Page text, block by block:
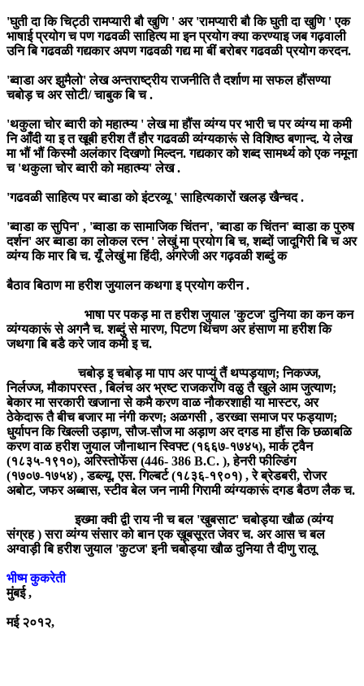
'घुती दा कि चिट्ठी रामप्यारी बौ खुणि ' अर 'रामप्यारी बौ कि घुती दा खुणि ' एक
भाषाई प्रयोग च पण गढवळी साहित्य मा इन प्रयोग क्या करण्याइ जब गढ़वाली
उनि बि गढवळी गद्यकार अपण गढवळी गद्य मा बीं बरोबर गढवळी प्रयोग करदन.
'ब्वाडा अर झुमैलो' लेख अन्तराष्ट्रीय राजनीति तै दर्शाण मा सफल हौंसण्या
चबोड़ च अर सोटी/ चाबुक बि च .
'थकुला चोर ब्वारी को महात्म्य ' लेख मा हौंस व्यंग्य पर भारी च पर व्यंग्य मा कमी
नि आँदी या इ त खूबी हरीश तैं हौर गढवळी व्यंग्यकारूं से विशिष्ठ बणान्द. ये लेख
मा भौं भौं किस्मौ अलंकार दिखणो मिल्दन. गद्यकार को शब्द सामर्थ्य को एक नमूना
च 'थकुला चोर ब्वारी को महात्म्य' लेख .
'गढवळी साहित्य पर ब्वाडा को इंटरव्यू ' साहित्यकारों खलड़ खैन्चद .
'ब्वाडा क सुपिन' , 'ब्वाडा क सामाजिक चिंतन', 'ब्वाडा क चिंतन' ब्वाडा क पुरुष
दर्शन' अर ब्वाडा का लोकल रत्न ' लेखुं मा प्रयोग बि च, शब्दों जादूगिरी बि च अर
व्यंग्य कि मार बि च. यूँ लेखुं मा हिंदी, अंगरेजी अर गढ़वळी शब्दुं क
बैठाव बिठाण मा हरीश जुयालन कथगा इ प्रयोग करीन .
भाषा पर पकड़ मा त हरीश जुयाल 'कुटज' दुनिया का कन कन
व्यंग्यकारूं से अगनै च. शब्दुं से मारण, पिटण थिंचण अर हंसाण मा हरीश कि
जथगा बि बडै करे जाव कमी इ च.
चबोड़ इ चबोड़ मा पाप अर पाप्युं तैं थप्पड़याण; निकज्ज,
निर्लज्ज, मौकापरस्त , बिलंच अर भ्रष्ट राजकरणि वळु तै खुले आम जुत्याण;
बेकार मा सरकारी खजाना से कमै करण वाळ नौकरशाही या मास्टर, अर
ठेकेदारू तै बीच बजार मा नंगी करण; अळगसी , डरख्वा समाज पर फड्याण;
धुर्यापन कि खिल्ली उड़ाण, सौज-सौज मा अड़ाण अर दगड मा हौंस कि छळाबळि
करण वाळ हरीश जुयाल जौनाथान स्विफ्ट (१६६७-१७४५), मार्क ट्वैन
(१८३५-१९१०), अरिस्तोफेंस (446- 386 B.C. ), हेनरी फील्डिंग
(१७०७-१७५४) , डब्ल्यू. एस. गिल्बर्ट (१८३६-१९०१) , रे ब्रेडबरी, रोजर
अबोट, जफर अब्बास, स्टीव बेल जन नामी गिरामी व्यंग्यकारूं दगड बैठण लैक च.
इख्मा क्वी द्वी राय नी च बल 'खुबसाट' चबोड्या खौळ (व्यंग्य
संग्रह ) सरा व्यंग्य संसार को बान एक ख़ूबसूरत जेवर च. अर आस च बल
अग्वाड़ी बि हरीश जुयाल 'कुटज' इनी चबोड्या खौळ दुनिया तै दीणु रालू
भीष्म कुकरेती
मुंबई ,
मई २०१२,